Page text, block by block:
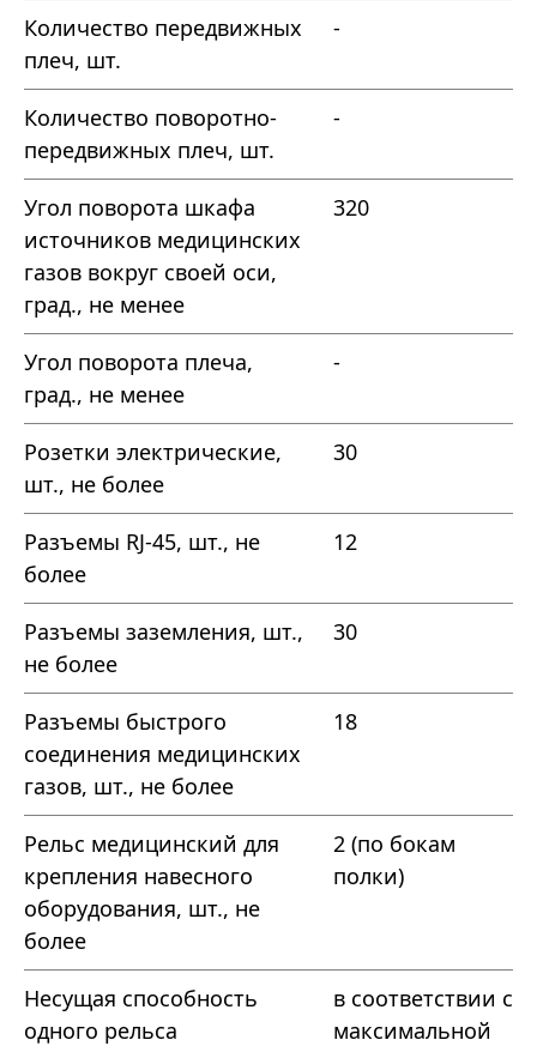
Количество передвижных
плеч, шт.
-
Количество поворотно-
передвижных плеч, шт.
-
Угол поворота шкафа
источников медицинских
газов вокруг своей оси,
град., не менее
320
Угол поворота плеча,
град., не менее
-
Розетки электрические,
шт., не более
30
Разъемы RJ-45, шт., не
более
12
Разъемы заземления, шт.,
не более
30
Разъемы быстрого
соединения медицинских
газов, шт., не более
18
Рельс медицинский для
крепления навесного
оборудования, шт., не
более
2 (по бокам
полки)
Несущая способность
одного рельса
в соответствии с
максимальной